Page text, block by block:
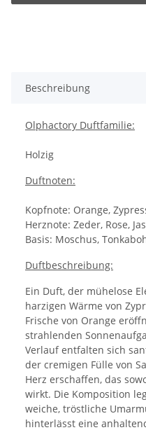
Beschreibung
Olphactory Duftfamilie:
Holzig
Duftnoten:
Kopfnote: Orange,
Herznote: Zeder, Rose,
Basis: Moschus,
Duftbeschreibung:
Ein Duft, der mühelose
harzigen Wärme von
Frische von Orange
strahlenden
Verlauf entfalten sich
der cremigen Fülle von
Herz erschaffen, das
wirkt. Die Komposition
weiche, tröstliche
hinterlässt eine